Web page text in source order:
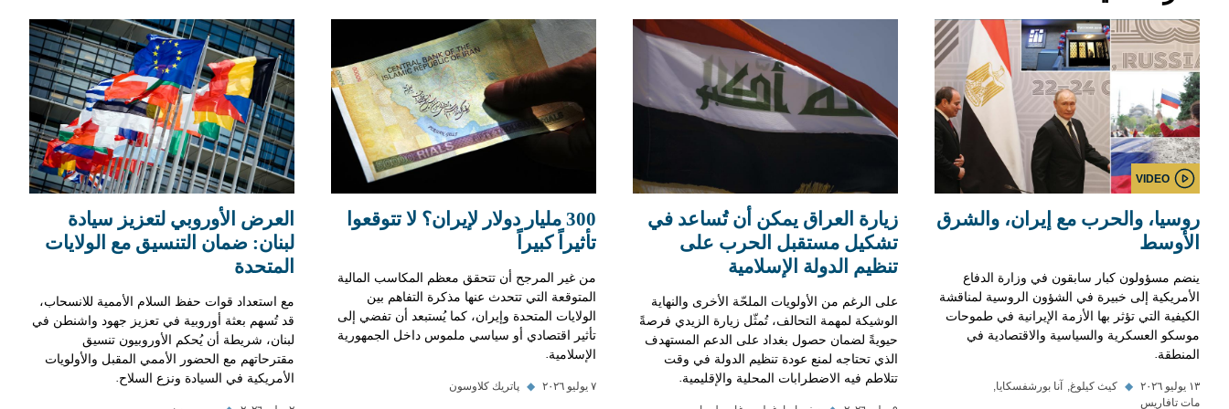
VIDEO
روسيا، والحرب مع إيران، والشرق
الأوسط
ينضم مسؤولون كبار سابقون في وزارة الدفاع
الأمريكية إلى خبيرة في الشؤون الروسية لمناقشة
الكيفية التي تؤثر بها الأزمة الإيرانية في طموحات
موسكو العسكرية والسياسية والاقتصادية في
المنطقة.
١٣ يوليو ٢٠٢٦ ◆ كيث كيلوغ
آنا بورشفسكايا
مات تافاريس
زيارة العراق يمكن أن تُساعد في
تشكيل مستقبل الحرب على
تنظيم الدولة الإسلامية
على الرغم من الأولويات الملحّة الأخرى والنهاية
الوشيكة لمهمة التحالف، تُمثّل زيارة الزيدي فرصةً
حيويةً لضمان حصول بغداد على الدعم المستهدف
الذي تحتاجه لمنع عودة تنظيم الدولة في وقت
تتلاطم فيه الاضطرابات المحلية والإقليمية.
300 مليار دولار لإيران؟ لا تتوقعوا
تأثيراً كبيراً
من غير المرجح أن تتحقق معظم المكاسب المالية
المتوقعة التي تتحدث عنها مذكرة التفاهم بين
الولايات المتحدة وإيران، كما يُستبعد أن تفضي إلى
تأثير اقتصادي أو سياسي ملموس داخل الجمهورية
الإسلامية.
٧ يوليو ٢٠٢٦ ◆ پاتريك كلاوسون
العرض الأوروبي لتعزيز سيادة
لبنان: ضمان التنسيق مع الولايات
المتحدة
مع استعداد قوات حفظ السلام الأممية للانسحاب،
قد تُسهم بعثة أوروبية في تعزيز جهود واشنطن في
لبنان، شريطة أن يُحكم الأوروبيون تنسيق
مقترحاتهم مع الحضور الأممي المقبل والأولويات
الأمريكية في السيادة ونزع السلاح.